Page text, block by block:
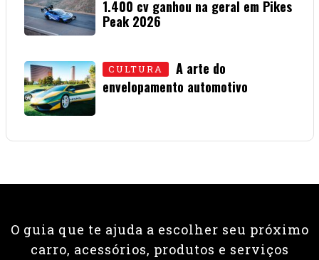
1.400 cv ganhou na geral em Pikes
Peak 2026
CULTURA
A arte do
envelopamento automotivo
O guia que te ajuda a escolher seu próximo
carro, acessórios, produtos e serviços